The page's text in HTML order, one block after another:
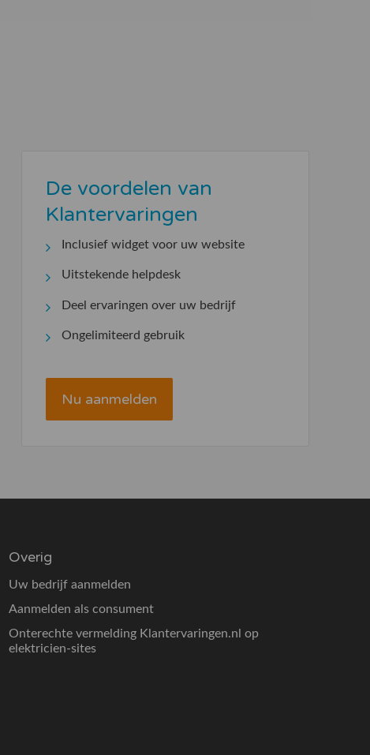
De voordelen van
Klantervaringen
Inclusief widget voor uw website
Uitstekende helpdesk
Deel ervaringen over uw bedrijf
Ongelimiteerd gebruik
Nu aanmelden
Overig
Uw bedrijf aanmelden
Aanmelden als consument
Onterechte vermelding Klantervaringen.nl op
elektricien-sites